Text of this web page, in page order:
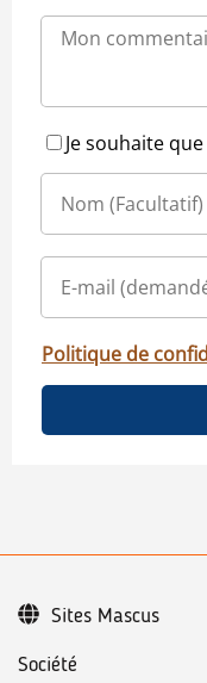
Je souhaite
Politique de
Société
Sites Mascus